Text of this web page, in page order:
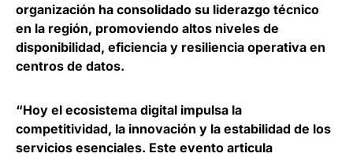
organización ha consolidado su liderazgo técnico
en la región, promoviendo altos niveles de
disponibilidad, eficiencia y resiliencia operativa en
centros de datos.
“Hoy el ecosistema digital impulsa la
competitividad, la innovación y la estabilidad de los
servicios esenciales. Este evento articula